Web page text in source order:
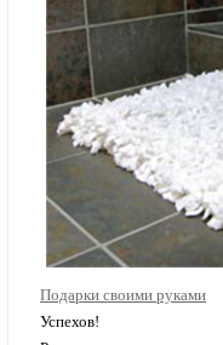
Подарки своими руками
Успехов!